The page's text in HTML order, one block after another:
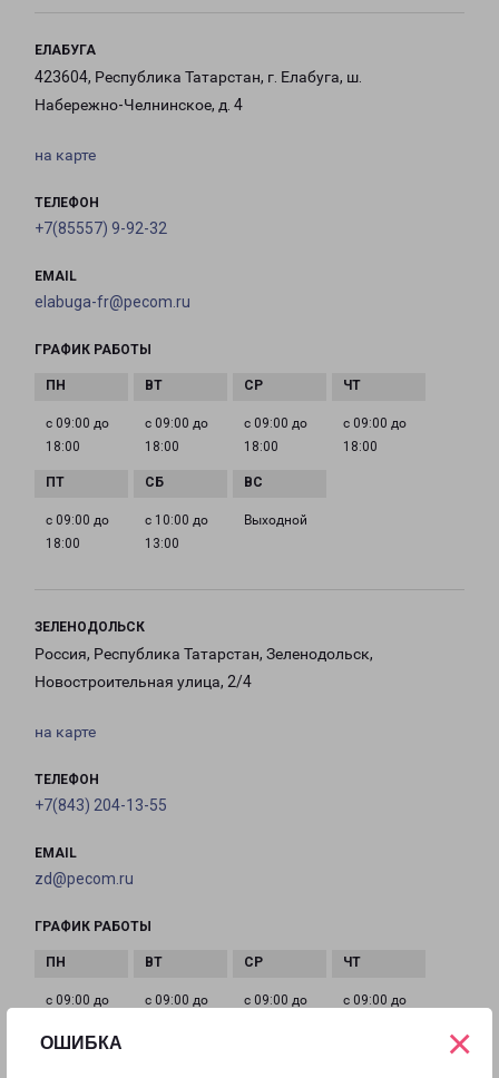
ОШИБКА ×
ЕЛАБУГА
423604, Республика Татарстан, г. Елабуга, ш.
Набережно-Челнинское, д. 4
на карте
ТЕЛЕФОН
+7(85557) 9-92-32
EMAIL
elabuga-fr@pecom.ru
ГРАФИК РАБОТЫ
с 09:00 до
18:00
с 09:00 до
18:00
с 09:00 до
18:00
с 09:00 до
18:00
с 09:00 до
18:00
с 10:00 до
13:00
Выходной
ЗЕЛЕНОДОЛЬСК
Россия, Республика Татарстан, Зеленодольск,
Новостроительная улица, 2/4
на карте
ТЕЛЕФОН
+7(843) 204-13-55
EMAIL
zd@pecom.ru
ГРАФИК РАБОТЫ
с 09:00 до
с 09:00 до
с 09:00 до
с 09:00 до